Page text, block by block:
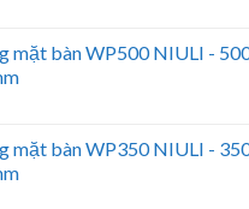
mặt bàn WP500 NIULI -
mặt bàn WP350 NIULI -